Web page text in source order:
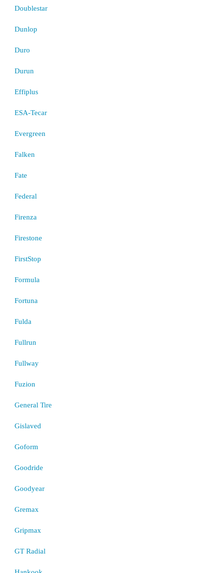
Doublestar
Dunlop
Duro
Durun
Effiplus
ESA-Tecar
Evergreen
Falken
Fate
Federal
Firenza
Firestone
FirstStop
Formula
Fortuna
Fulda
Fullrun
Fullway
Fuzion
General Tire
Gislaved
Goform
Goodride
Goodyear
Gremax
Gripmax
GT Radial